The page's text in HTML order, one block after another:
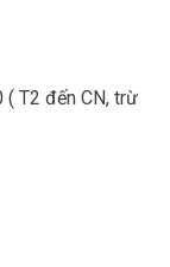
( T2 đến CN, trừ